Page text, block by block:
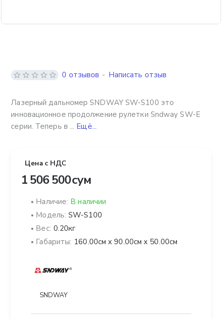
Лазерный дальномер SNDWAY SW-S100 это
инновационное продолжение рулетки Sndway SW-Е
серии. Теперь в ... Ещё...
0 отзывов - Написать отзыв
Цена с НДС
1 506 500 сум
Наличие: В наличии
Модель: SW-S100
Вес: 0.20кг
Габариты: 160.00см x 90.00см x 50.00см
SNDWAY